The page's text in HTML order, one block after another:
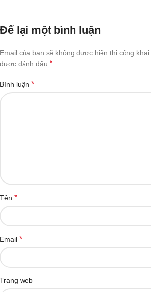
Để lại một bình luận
Email của bạn sẽ không được hiển thị công khai.
được đánh dấu *
Bình luận *
Tên *
Email *
Trang web